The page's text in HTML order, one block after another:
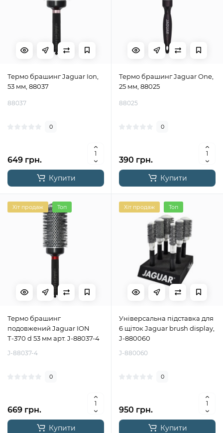
Термо брашинг Jaguar Ion,
53 мм, 88037
88037
0
649 грн.
Купити
Термо брашинг Jaguar One,
25 мм, 88025
88025
0
390 грн.
Купити
Хіт продаж Топ
Термо брашинг
подовжений Jaguar ION
Т-370 d 53 мм арт. J-88037-4
J-88037-4
0
669 грн.
Купити
Хіт продаж Топ
Універсальна підставка для
6 щіток Jaguar brush display,
J-880060
J-880060
0
950 грн.
Купити